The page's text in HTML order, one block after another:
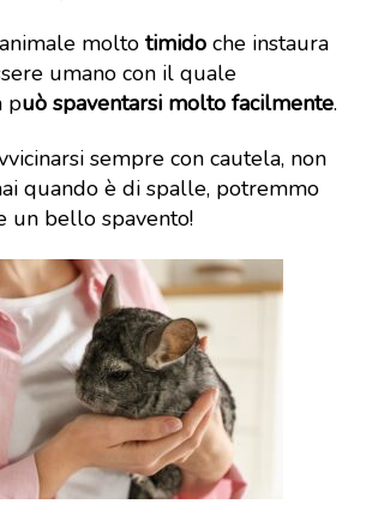
molto timido che instaura
umano con il quale
può spaventarsi molto facilmente.
sempre con cautela, non
quando è di spalle, potremmo
un bello spavento!